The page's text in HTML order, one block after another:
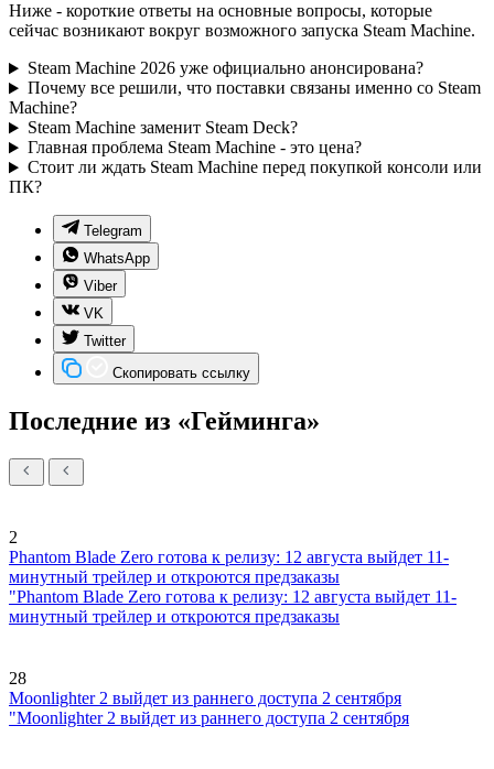
Ниже - короткие ответы на основные вопросы, которые
сейчас возникают вокруг возможного запуска Steam Machine.
Steam Machine 2026 уже официально анонсирована?
Почему все решили, что поставки связаны именно со Steam
Machine?
Steam Machine заменит Steam Deck?
Главная проблема Steam Machine - это цена?
Стоит ли ждать Steam Machine перед покупкой консоли или
ПК?
Telegram
WhatsApp
Viber
VK
Twitter
Скопировать ссылку
Последние из «Гейминга»
2
Phantom Blade Zero готова к релизу: 12 августа выйдет 11-
минутный трейлер и откроются предзаказы
"Phantom Blade Zero готова к релизу: 12 августа выйдет 11-
минутный трейлер и откроются предзаказы
28
Moonlighter 2 выйдет из раннего доступа 2 сентября
"Moonlighter 2 выйдет из раннего доступа 2 сентября